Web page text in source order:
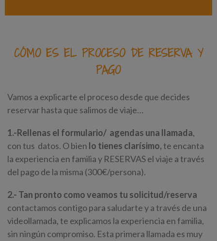
CÓMO ES EL PROCESO DE RESERVA Y
PAGO
Vamos a explicarte el proceso desde que decides
reservar hasta que salimos de viaje…
1.-Rellenas el formulario/ agendas una llamada,
con tus datos. O bien lo tienes clarísimo,te encanta
la experiencia en familia y RESERVAS el viaje a través
del pago de la misma (300€/persona).
2.- Tan pronto como veamos tu solicitud/reserva
contactamos contigo para saludarte y a través de una
videollamada, te explicamos la experiencia en familia,
sin ningún compromiso. Esta primera llamada es muy